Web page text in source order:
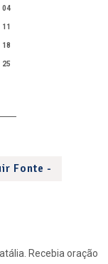
04
11
18
25
Fonte -
Recebia oração